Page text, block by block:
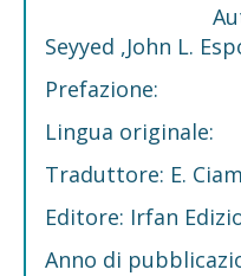
Seyyed ,John L.
Prefazione:
Lingua originale:
Traduttore: E.
Editore: Irfan
Anno di